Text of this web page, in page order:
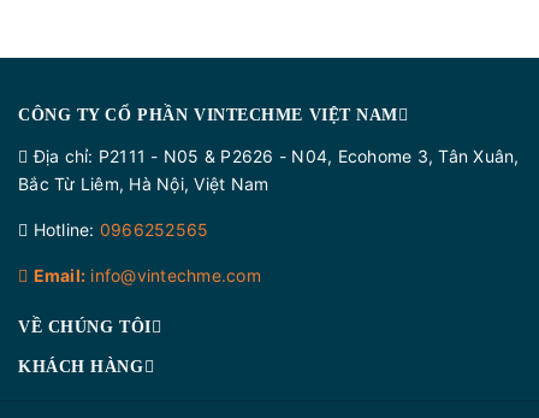
CÔNG TY CỔ PHẦN VINTECHME VIỆT NAM
Địa chỉ: P2111 - N05 & P2626 - N04, Ecohome 3, Tân Xuân,
Bắc Từ Liêm, Hà Nội, Việt Nam
Hotline: 0966252565
Email: info@vintechme.com
VỀ CHÚNG TÔI
KHÁCH HÀNG